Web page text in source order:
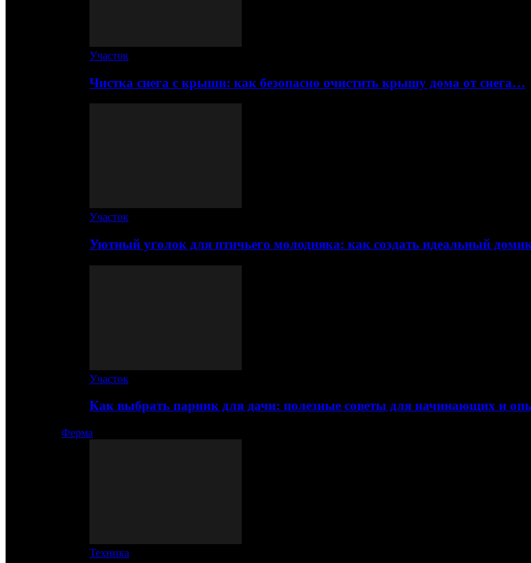
Участок
Чистка снега с крыши: как безопасно очистить крышу дома от снега…
Участок
Уютный уголок для птичьего молодняка: как создать идеальный
Участок
Как выбрать парник для дачи: полезные советы для начинающих и
Ферма
Техника